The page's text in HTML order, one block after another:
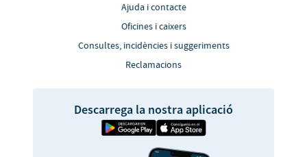
Ajuda i contacte
Oficines i caixers
Consultes, incidències i suggeriments
Reclamacions
Descarrega la nostra aplicació